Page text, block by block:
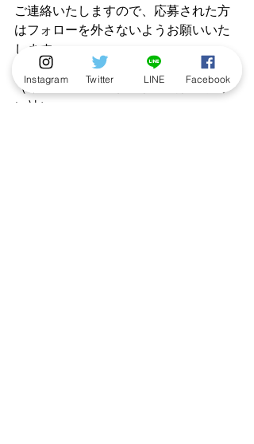
ご連絡いたしますので、応募された方
はフォローを外さないようお願いいた
します。
（キャンペーン主催：株式会社ロクリ
Instagram Twitter LINE Facebook